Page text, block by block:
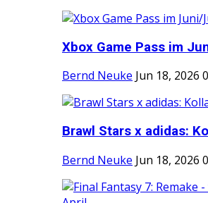
Xbox Game Pass im
Bernd Neuke Jun 18, 2026 0
Brawl Stars x adidas:
Bernd Neuke Jun 18, 2026 0